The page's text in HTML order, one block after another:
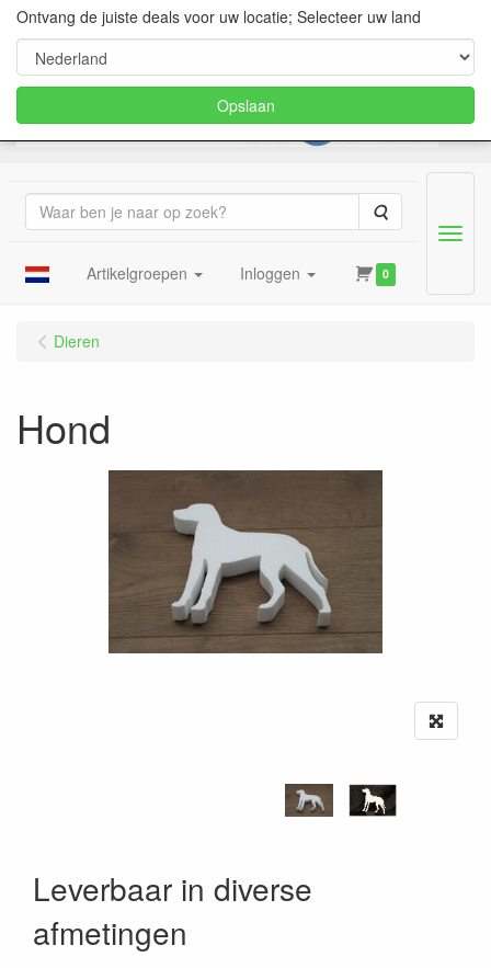
Zoeken
Artikelgroepen Inloggen 0
Menu
Dieren
Hond
Leverbaar in diverse
afmetingen
Ontvang de juiste deals voor uw locatie; Selecteer uw land
Opslaan